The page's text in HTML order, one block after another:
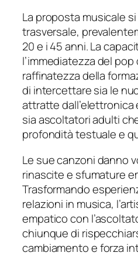
La proposta musicale
trasversale,
20 e i 45 anni. La
l’immediatezza del
raffinatezza della
di intercettare sia le
attratte dall’elettronica
sia ascoltatori adulti
profondità testuale e
Le sue canzoni danno
rinascite e sfumature
Trasformando
relazioni in musica,
empatico con
chiunque di
cambiamento e forza